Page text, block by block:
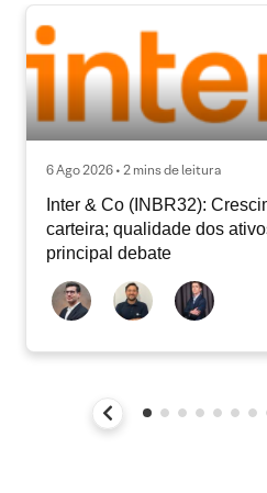
6 Ago 2026 • 2 mins de leitura
Inter & Co (INBR32):
carteira; qualidade dos
principal debate